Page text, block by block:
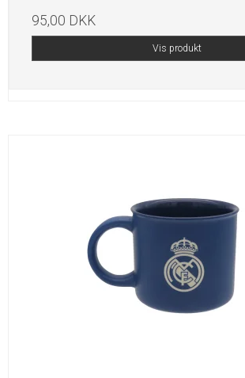
95,00 DKK
Vis produkt